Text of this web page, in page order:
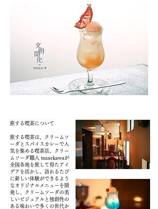
旅する喫茶について
旅する喫茶は、クリームソ
ーダとスパイスカレーで人
気を集める喫茶店。クリー
ムソーダ職人 tsunekawaが
全国各地を旅して得たアイ
デアを活かし、訪れるたび
に新しい体験ができるよう
なオリジナルメニューを開
発し、クリームソーダの美
しいビジュアルと独創性の
ある味わいで多くの世代か